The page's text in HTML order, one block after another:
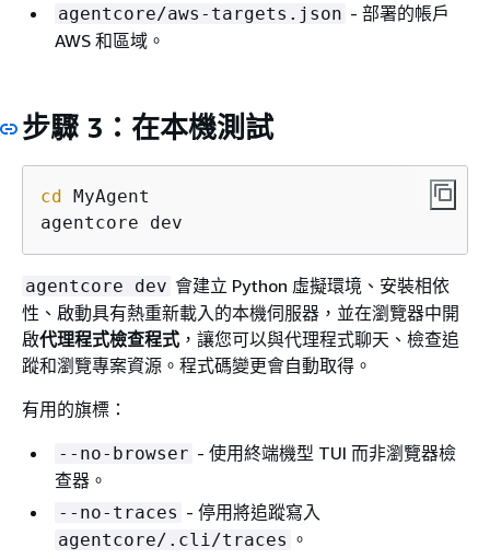
agentcore/aws-targets.json - 部署的帳戶
AWS 和區域。
步驟 3：在本機測試
cd MyAgent
agentcore dev
agentcore dev 會建立 Python 虛擬環境、安裝相依
性、啟動具有熱重新載入的本機伺服器，並在瀏覽器中開
啟代理程式檢查程式 ，讓您可以與代理程式聊天、檢查追
蹤和瀏覽專案資源。程式碼變更會自動取得。
有用的旗標：
--no-browser - 使用終端機型 TUI 而非瀏覽器檢
查器。
--no-traces - 停用將追蹤寫入
agentcore/.cli/traces 。